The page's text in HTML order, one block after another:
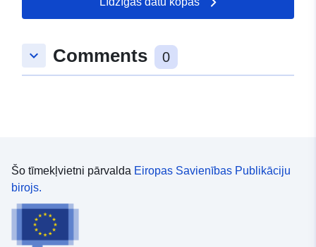
identificēšanā. Tas jo īpaši attiecas uz veģetāciju, kurā
dominē difūzais Joncs (Juncus effusus). Tā pati
fiziomija ir atrodama dažādās fitosocioloģiskajās grupās.
keyboard_arrow_down Comments 0
Šo tīmekļvietni pārvalda Eiropas Savienības Publikāciju
birojs.